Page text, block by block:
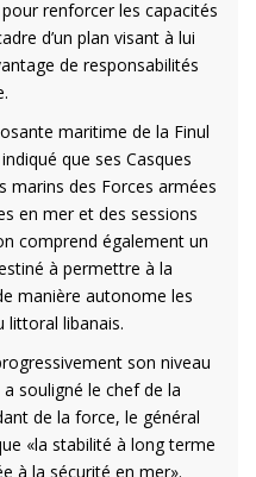
renforcer les capacités
d’un plan visant à lui
de responsabilités
maritime de la Finul
que ses Casques
marins des Forces armées
en mer et des sessions
comprend également un
à permettre à la
manière autonome les
littoral libanais.
son niveau
souligné le chef de la
de la force, le général
«la stabilité à long terme
à la sécurité en mer».